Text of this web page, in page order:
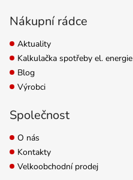
Nákupní rádce
Aktuality
Kalkulačka spotřeby el. energie
Blog
Výrobci
Společnost
O nás
Kontakty
Velkoobchodní prodej